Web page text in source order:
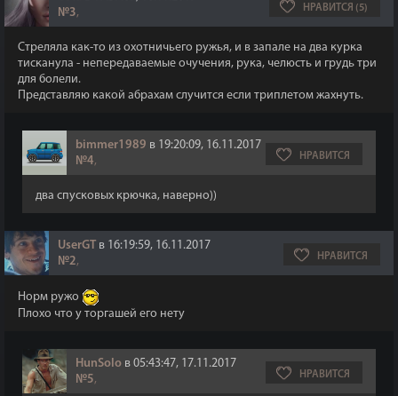
№3, НРАВИТСЯ (5)
Стреляла как-то из охотничьего ружья, и в запале на два курка
тисканула - непередаваемые очучения, рука, челюсть и грудь три
для болели.
Представляю какой абрахам случится если триплетом жахнуть.
bimmer1989 в 19:20:09, 16.11.2017
№4, НРАВИТСЯ
два спусковых крючка, наверно))
UserGT в 16:19:59, 16.11.2017
№2, НРАВИТСЯ
Норм ружо
Плохо что у торгашей его нету
HunSolo в 05:43:47, 17.11.2017
№5, НРАВИТСЯ